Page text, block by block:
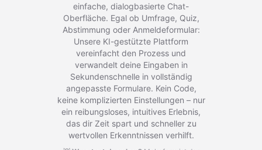
einfache, dialogbasierte Chat-
Oberfläche. Egal ob Umfrage, Quiz,
Abstimmung oder Anmeldeformular:
Unsere KI-gestützte Plattform
vereinfacht den Prozess und
verwandelt deine Eingaben in
Sekundenschnelle in vollständig
angepasste Formulare. Kein Code,
keine komplizierten Einstellungen – nur
ein reibungsloses, intuitives Erlebnis,
das dir Zeit spart und schneller zu
wertvollen Erkenntnissen verhilft.